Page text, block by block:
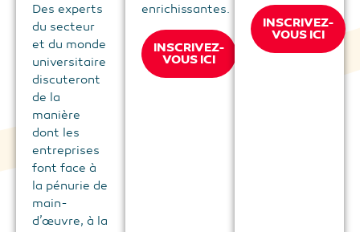
Des experts
du secteur
et du monde
universitaire
discuteront
de la
manière
dont les
entreprises
font face à
la pénurie de
main-
d’œuvre, à la
enrichissantes.
INSCRIVEZ-
VOUS ICI
INSCRIVEZ-
VOUS ICI